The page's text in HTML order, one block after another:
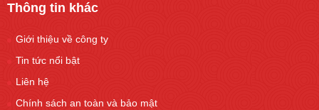
Thông tin khác
Giới thiệu về công ty
Tin tức nổi bật
Liên hệ
Chính sách an toàn và bảo mật